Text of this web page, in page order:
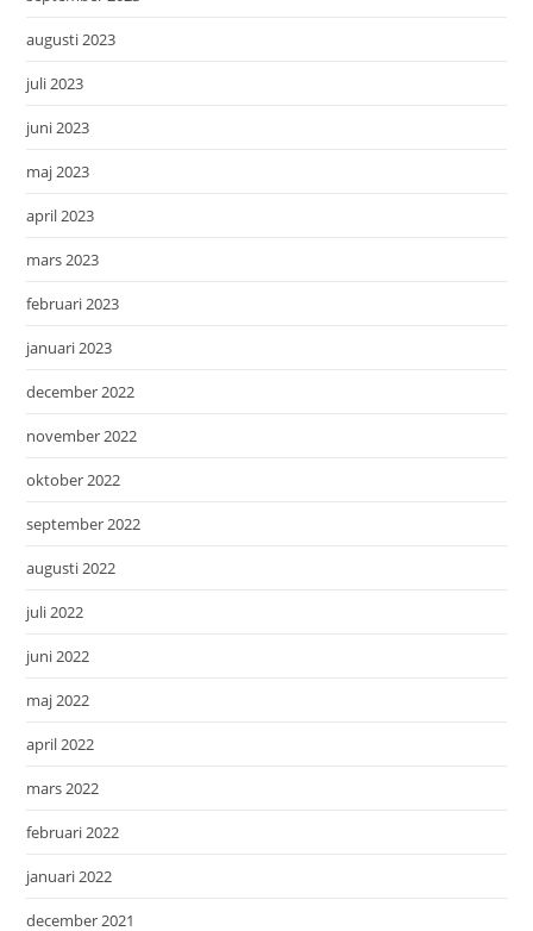
augusti 2023
juli 2023
juni 2023
maj 2023
april 2023
mars 2023
februari 2023
januari 2023
december 2022
november 2022
oktober 2022
september 2022
augusti 2022
juli 2022
juni 2022
maj 2022
april 2022
mars 2022
februari 2022
januari 2022
december 2021